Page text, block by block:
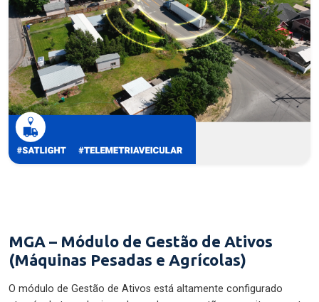
MGA – Módulo de Gestão de Ativos
(Máquinas Pesadas e Agrícolas)
O módulo de Gestão de Ativos está altamente configurado